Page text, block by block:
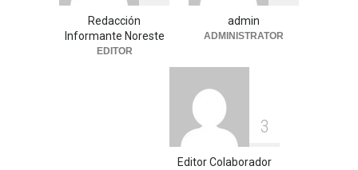
Redacción
Informante Noreste
EDITOR
admin
ADMINISTRATOR
3
Editor Colaborador